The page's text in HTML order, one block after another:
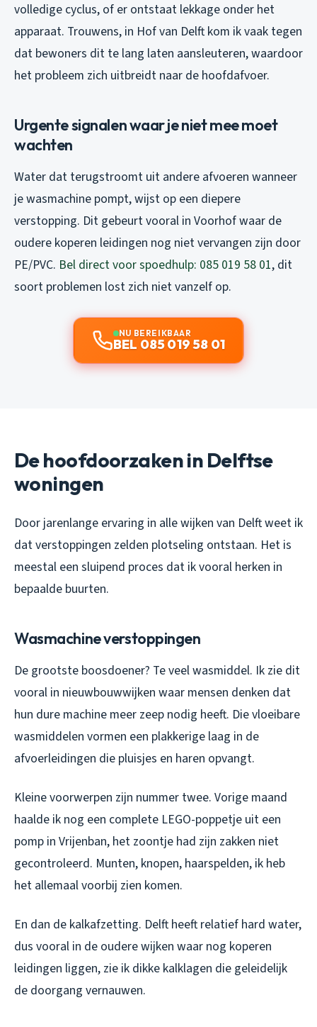
volledige cyclus, of er ontstaat lekkage onder het
apparaat. Trouwens, in Hof van Delft kom ik vaak tegen
dat bewoners dit te lang laten aansleuteren, waardoor
het probleem zich uitbreidt naar de hoofdafvoer.
Urgente signalen waar je niet mee moet
wachten
Water dat terugstroomt uit andere afvoeren wanneer
je wasmachine pompt, wijst op een diepere
verstopping. Dit gebeurt vooral in Voorhof waar de
oudere koperen leidingen nog niet vervangen zijn door
PE/PVC. Bel direct voor spoedhulp: 085 019 58 01, dit
soort problemen lost zich niet vanzelf op.
NU BEREIKBAAR
BEL 085 019 58 01
De hoofdoorzaken in Delftse
woningen
Door jarenlange ervaring in alle wijken van Delft weet ik
dat verstoppingen zelden plotseling ontstaan. Het is
meestal een sluipend proces dat ik vooral herken in
bepaalde buurten.
Wasmachine verstoppingen
De grootste boosdoener? Te veel wasmiddel. Ik zie dit
vooral in nieuwbouwwijken waar mensen denken dat
hun dure machine meer zeep nodig heeft. Die vloeibare
wasmiddelen vormen een plakkerige laag in de
afvoerleidingen die pluisjes en haren opvangt.
Kleine voorwerpen zijn nummer twee. Vorige maand
haalde ik nog een complete LEGO-poppetje uit een
pomp in Vrijenban, het zoontje had zijn zakken niet
gecontroleerd. Munten, knopen, haarspelden, ik heb
het allemaal voorbij zien komen.
En dan de kalkafzetting. Delft heeft relatief hard water,
dus vooral in de oudere wijken waar nog koperen
leidingen liggen, zie ik dikke kalklagen die geleidelijk
de doorgang vernauwen.